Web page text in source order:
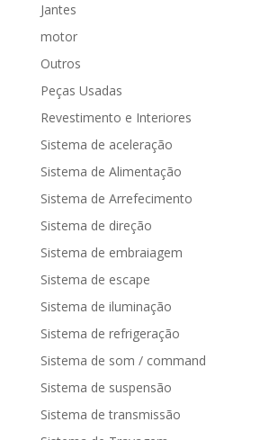
Jantes
motor
Outros
Peças Usadas
Revestimento e Interiores
Sistema de aceleração
Sistema de Alimentação
Sistema de Arrefecimento
Sistema de direção
Sistema de embraiagem
Sistema de escape
Sistema de iluminação
Sistema de refrigeração
Sistema de som / command
Sistema de suspensão
Sistema de transmissão